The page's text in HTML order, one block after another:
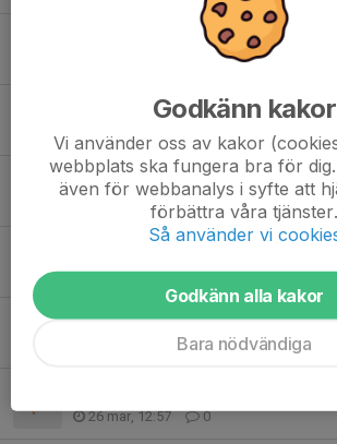
Ingen fys onsdag! Ses nästa
Beachhandbollsläger
Fysen fortsätter någon vecka till
2 maj, 22:27 0
13 apr, 10:34 0
Falu HK lirare på Final 4
0
26 mar, 12:57 0
Godkänn kakor
Vi använder oss av kakor
webbplats ska fungera bra för
även för webbanalys i syfte att
förbättra våra tjänster.
Så använder vi
Godkänn alla kakor
Bara nödvändiga